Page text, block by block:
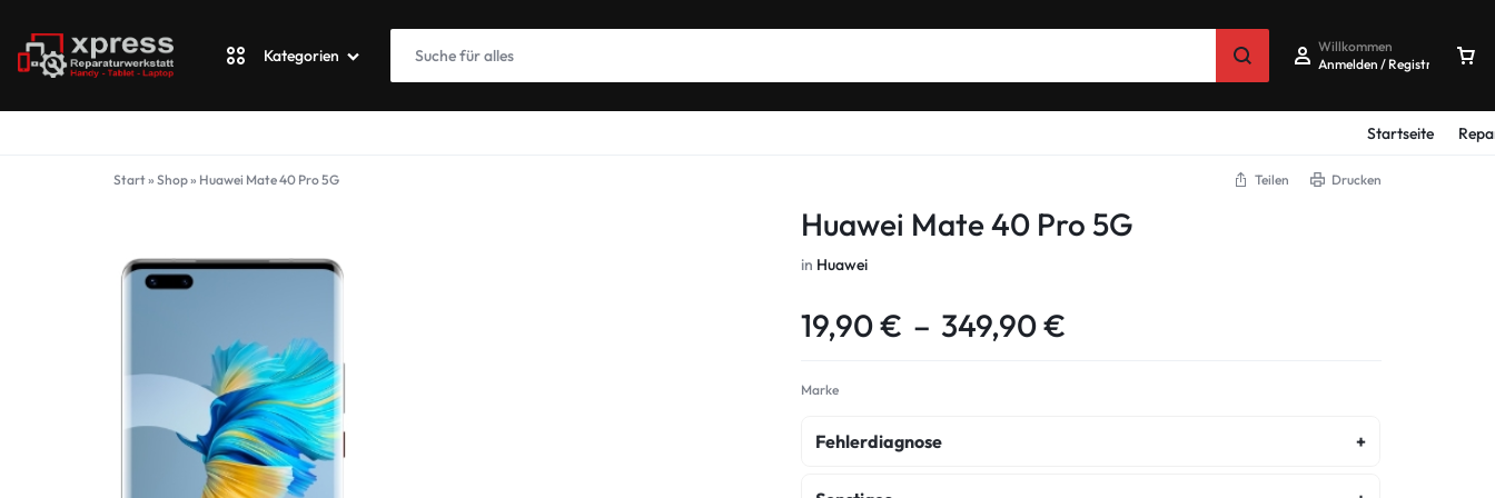
XPRESSWERKSTATT
Kategorien
Google
ASUS Phone
Honor
Willkommen
Anmelden / Registrieren
Startseite
Start» Shop» Huawei Mate 40 Pro 5G Teilen Drucken
Huawei Mate 40 Pro 5G
in Huawei
19,90€ – 349,90€
Marke
Fehlerdiagnose
fehlerdiagnose